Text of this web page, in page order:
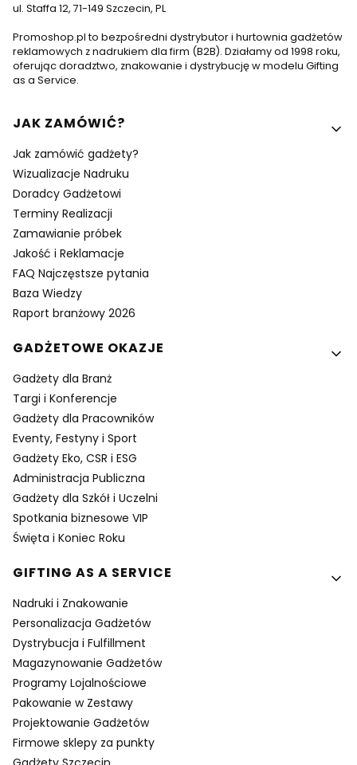
ul. Staffa 12, 71-149 Szczecin, PL
Promoshop.pl to bezpośredni dystrybutor i hurtownia gadżetów
reklamowych z nadrukiem dla firm (B2B). Działamy od 1998 roku,
oferując doradztwo, znakowanie i dystrybucję w modelu Gifting
as a Service.
Linki w stopce
JAK ZAMÓWIĆ?
Jak zamówić gadżety?
Wizualizacje Nadruku
Doradcy Gadżetowi
Terminy Realizacji
Zamawianie próbek
Jakość i Reklamacje
FAQ Najczęstsze pytania
Baza Wiedzy
Raport branżowy 2026
GADŻETOWE OKAZJE
Gadżety dla Branż
Targi i Konferencje
Gadżety dla Pracowników
Eventy, Festyny i Sport
Gadżety Eko, CSR i ESG
Administracja Publiczna
Gadżety dla Szkół i Uczelni
Spotkania biznesowe VIP
Święta i Koniec Roku
GIFTING AS A SERVICE
Nadruki i Znakowanie
Personalizacja Gadżetów
Dystrybucja i Fulfillment
Magazynowanie Gadżetów
Programy Lojalnościowe
Pakowanie w Zestawy
Projektowanie Gadżetów
Firmowe sklepy za punkty